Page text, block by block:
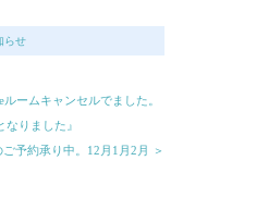
らせ
ームキャンセルでました。
なりました』
ご予約承り中。12月1月2月 ＞